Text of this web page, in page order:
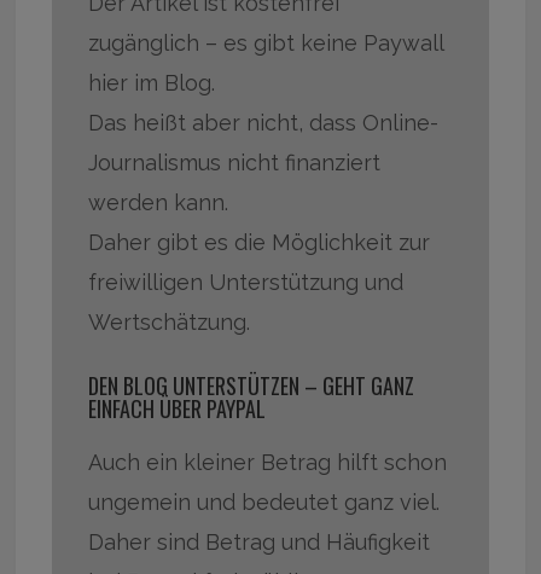
zugänglich – es gibt keine Paywall
hier im Blog.
Das heißt aber nicht, dass Online-
Journalismus nicht finanziert
werden kann.
Daher gibt es die Möglichkeit zur
freiwilligen Unterstützung und
Wertschätzung.
DEN BLOG UNTERSTÜTZEN – GEHT GANZ
EINFACH ÜBER PAYPAL
Auch ein kleiner Betrag hilft schon
ungemein und bedeutet ganz viel.
Daher sind Betrag und Häufigkeit